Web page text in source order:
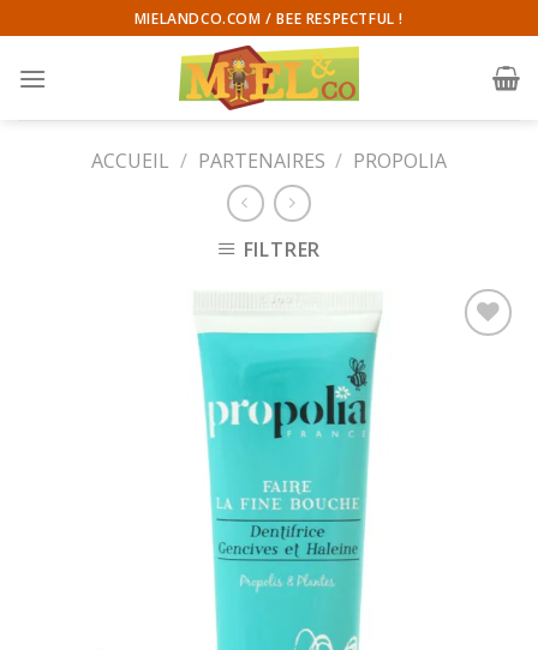
to
content
MIELANDCO.COM / BEE RESPECTFUL !
ACCUEIL / PARTENAIRES / PROPOLIA
FILTRER